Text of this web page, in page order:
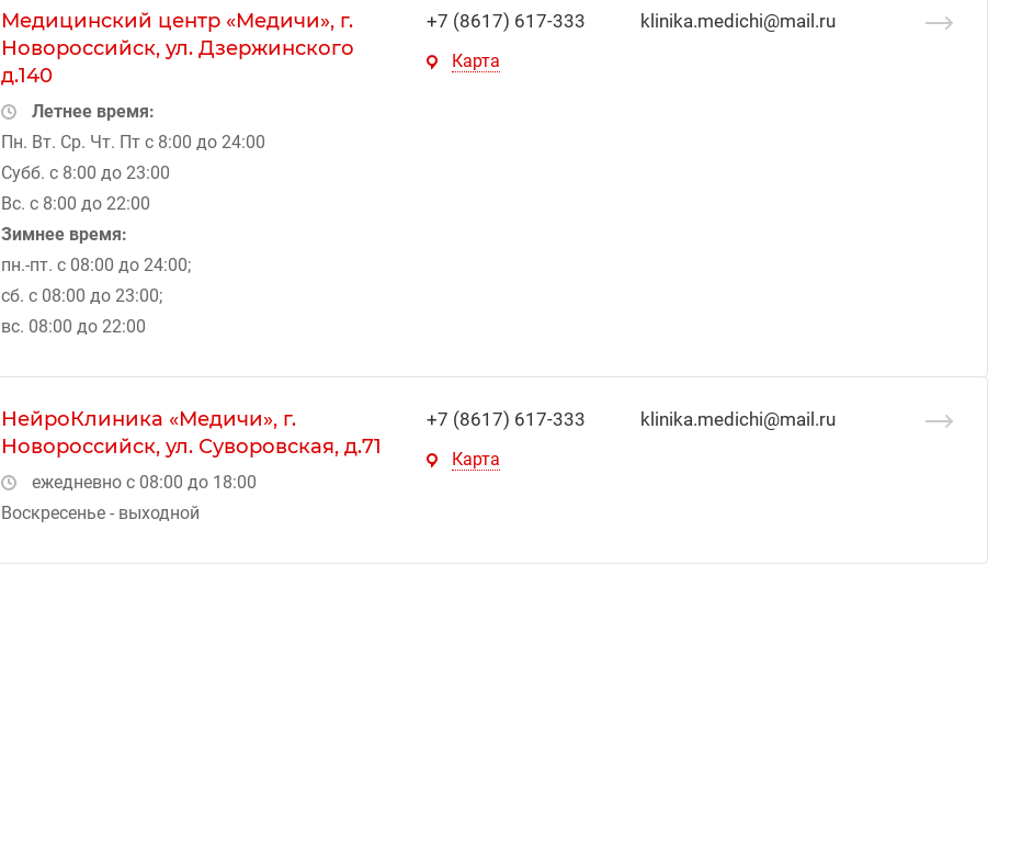
Медицинский центр «Медичи», г.
Новороссийск, ул. Дзержинского
д.140
Летнее время:
Пн. Вт. Ср. Чт. Пт с 8:00 до 24:00
Субб. с 8:00 до 23:00
Вс. с 8:00 до 22:00
Зимнее время:
пн.-пт. с 08:00 до 24:00;
сб. с 08:00 до 23:00;
вс. 08:00 до 22:00
+7 (8617) 617-333 klinika.medichi@mail.ru
Карта
НейроКлиника «Медичи», г.
Новороссийск, ул. Суворовская, д.71
ежедневно с 08:00 до 18:00
Воскресенье - выходной
+7 (8617) 617-333 klinika.medichi@mail.ru
Карта